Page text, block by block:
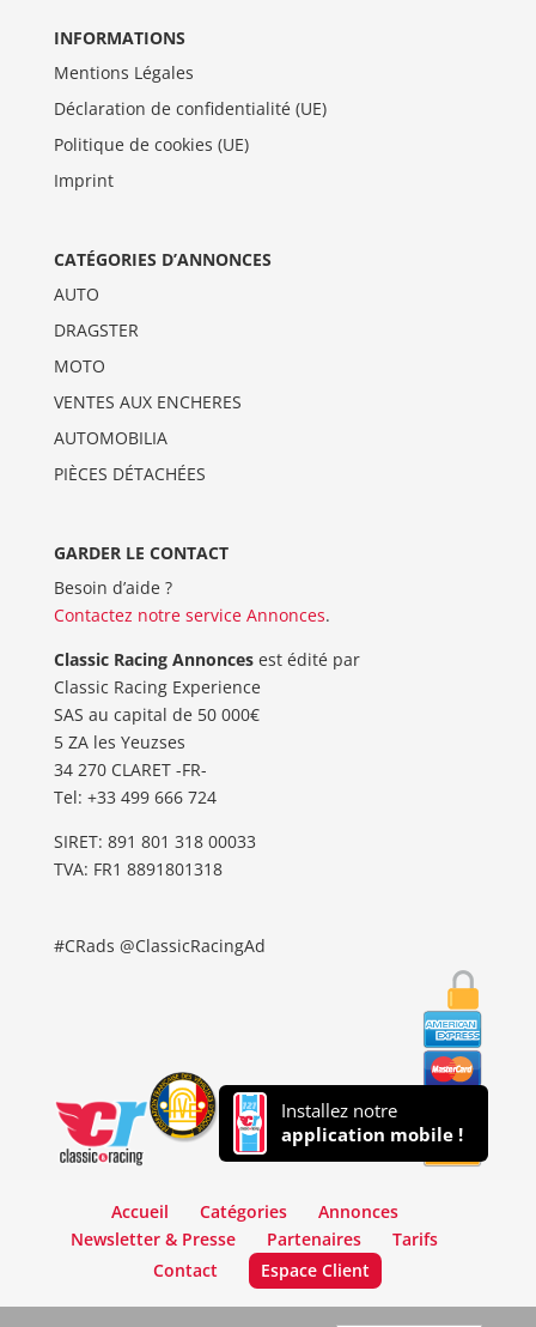
INFORMATIONS
Mentions Légales
Déclaration de confidentialité (UE)
Politique de cookies (UE)
Imprint
CATÉGORIES D’ANNONCES
AUTO
DRAGSTER
MOTO
VENTES AUX ENCHERES
AUTOMOBILIA
PIÈCES DÉTACHÉES
GARDER LE CONTACT
Besoin d’aide ?
Contactez notre service Annonces.
Classic Racing Annoncesest édité par
Classic Racing Experience
SAS au capital de 50 000€
5 ZA les Yeuzses
34 270 CLARET -FR-
Tel: ‭+33 499 666 724‬
SIRET: 891 801 318 00033
TVA: FR1 8891801318
#CRads @ClassicRacingAd
Installez notre
application mobile !
Accueil Catégories
Annonces
Newsletter & Presse
Partenaires
Tarifs
Contact
Espace Client